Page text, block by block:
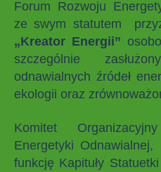
Forum Rozwoju
ze swym statutem
„Kreator Energii”
szczególnie
odnawialnych źródeł
ekologii oraz
Komitet
Energetyki Odnawialnej,
funkcję Kapituły